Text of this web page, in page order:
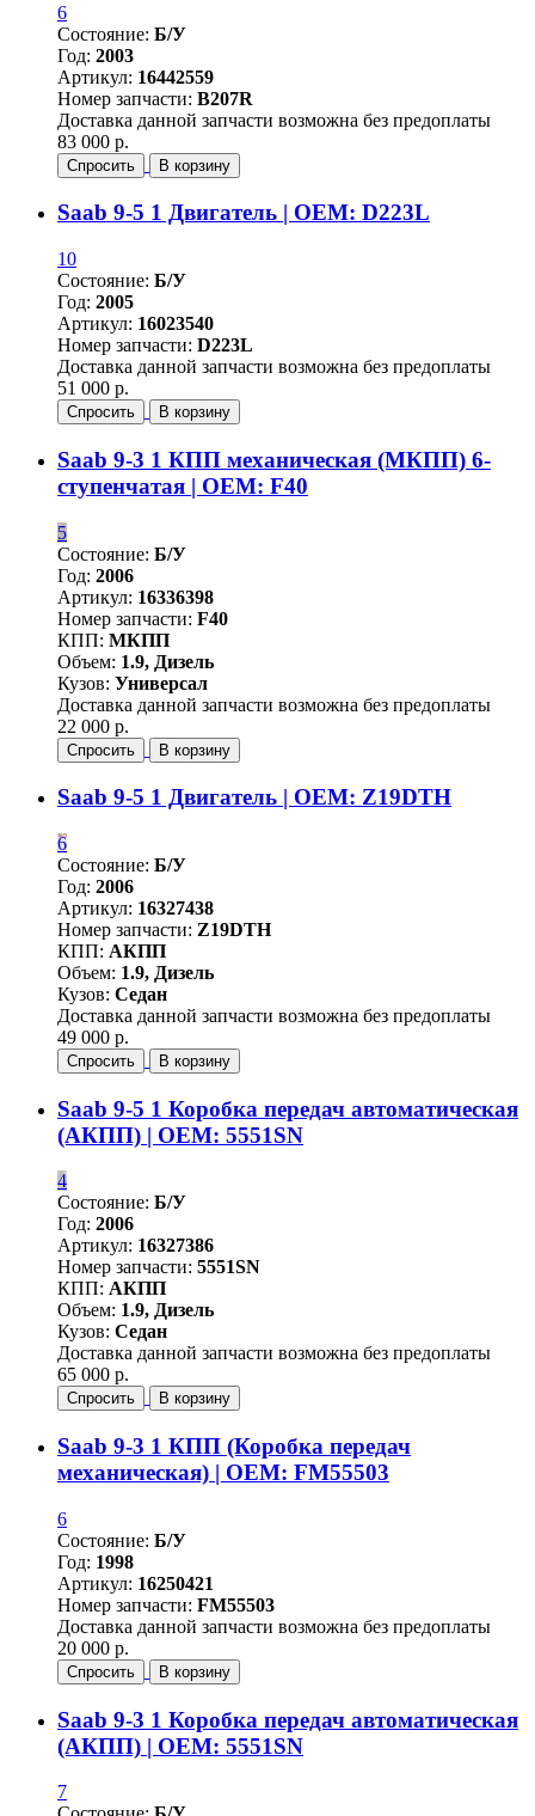
6
Состояние: Б/У
Год: 2003
Артикул: 16442559
Номер запчасти: B207R
Доставка данной запчасти возможна без предоплаты
83 000 р.
Спросить В корзину
Saab 9-5 1 Двигатель | OEM: D223L
10
Состояние: Б/У
Год: 2005
Артикул: 16023540
Номер запчасти: D223L
Доставка данной запчасти возможна без предоплаты
51 000 р.
Спросить В корзину
Saab 9-3 1 КПП механическая (МКПП) 6-
ступенчатая | OEM: F40
5
Состояние: Б/У
Год: 2006
Артикул: 16336398
Номер запчасти: F40
КПП: МКПП
Объем: 1.9, Дизель
Кузов: Универсал
Доставка данной запчасти возможна без предоплаты
22 000 р.
Спросить В корзину
Saab 9-5 1 Двигатель | OEM: Z19DTH
6
Состояние: Б/У
Год: 2006
Артикул: 16327438
Номер запчасти: Z19DTH
КПП: АКПП
Объем: 1.9, Дизель
Кузов: Седан
Доставка данной запчасти возможна без предоплаты
49 000 р.
Спросить В корзину
Saab 9-5 1 Коробка передач автоматическая
(АКПП) | OEM: 5551SN
4
Состояние: Б/У
Год: 2006
Артикул: 16327386
Номер запчасти: 5551SN
КПП: АКПП
Объем: 1.9, Дизель
Кузов: Седан
Доставка данной запчасти возможна без предоплаты
65 000 р.
Спросить В корзину
Saab 9-3 1 КПП (Коробка передач
механическая) | OEM: FM55503
6
Состояние: Б/У
Год: 1998
Артикул: 16250421
Номер запчасти: FM55503
Доставка данной запчасти возможна без предоплаты
20 000 р.
Спросить В корзину
Saab 9-3 1 Коробка передач автоматическая
(АКПП) | OEM: 5551SN
7